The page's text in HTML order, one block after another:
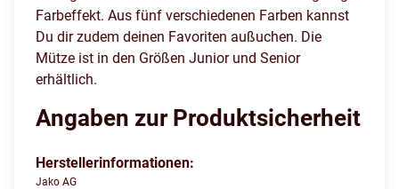
Farbeffekt. Aus fünf verschiedenen Farben kannst
Du dir zudem deinen Favoriten außuchen. Die
Mütze ist in den Größen Junior und Senior
erhältlich.
Angaben zur Produktsicherheit
Herstellerinformationen:
Jako AG